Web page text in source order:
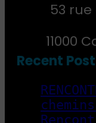
53
11000
Recent Post